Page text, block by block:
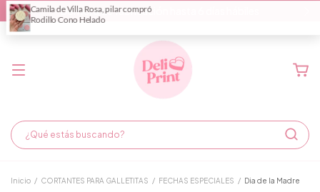
Demora de fabricación hasta 6 días hábiles
Inicio / CORTANTES PARA GALLETITAS / FECHAS ESPECIALES / Dia de la Madre